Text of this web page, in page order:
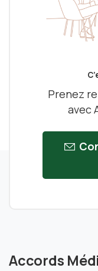
Prenez
avec
Accords